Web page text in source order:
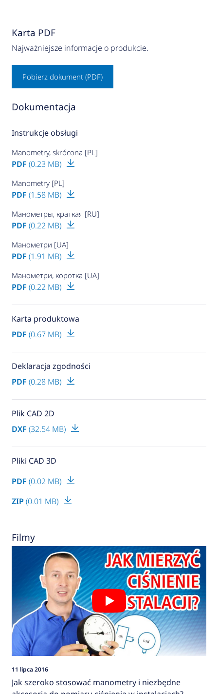
Karta PDF
Najważniejsze informacje o produkcie.
Pobierz dokument (PDF)
Dokumentacja
Instrukcje obsługi
Manometry, skrócona [PL]
PDF (0.23 MB)
Manometry [PL]
PDF (1.58 MB)
Манометры, краткая [RU]
PDF (0.22 MB)
Манометри [UA]
PDF (1.91 MB)
Манометри, коротка [UA]
PDF (0.22 MB)
Karta produktowa
PDF (0.67 MB)
Deklaracja zgodności
PDF (0.28 MB)
Plik CAD 2D
DXF (32.54 MB)
Pliki CAD 3D
PDF (0.02 MB)
ZIP (0.01 MB)
Filmy
11 lipca 2016
Jak szeroko stosować manometry i niezbędne